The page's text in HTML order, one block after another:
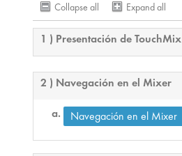
Collapse all Expand all
1 ) Presentación de TouchMix
2 ) Navegación en el Mixer
Navegación en el Mixer